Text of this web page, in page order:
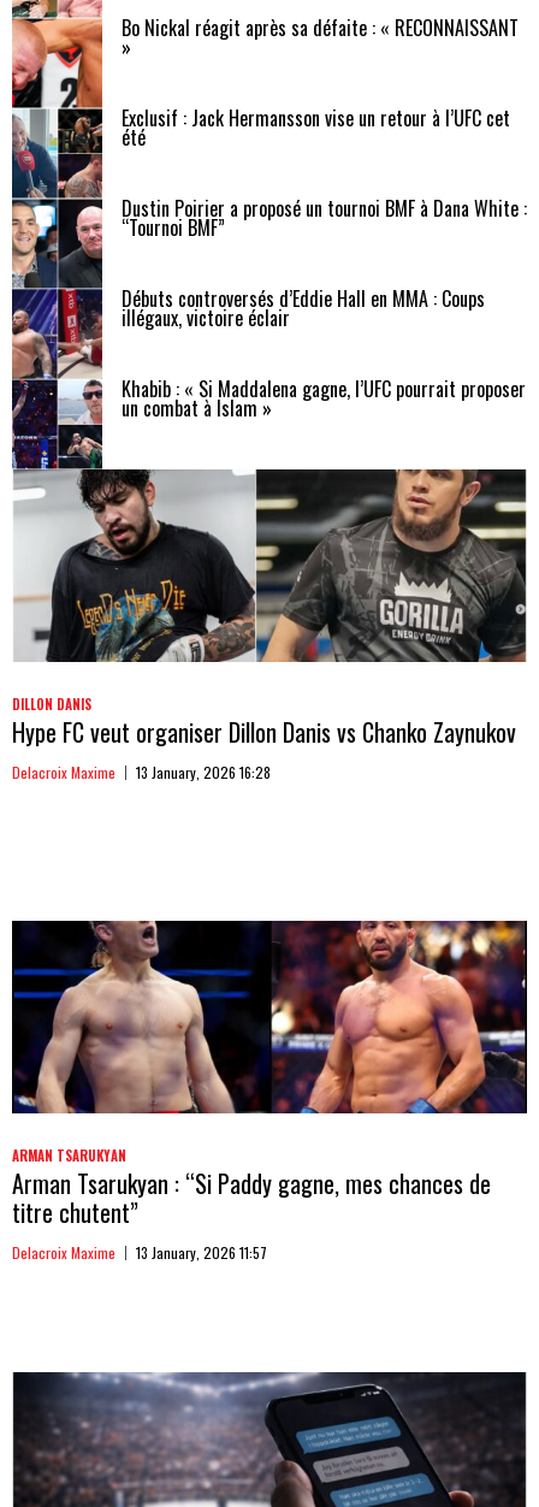
Bo Nickal réagit après sa défaite : « RECONNAISSANT
»
Exclusif : Jack Hermansson vise un retour à l’UFC cet
été
Dustin Poirier a proposé un tournoi BMF à Dana White :
“Tournoi BMF”
Débuts controversés d’Eddie Hall en MMA : Coups
illégaux, victoire éclair
Khabib : « Si Maddalena gagne, l’UFC pourrait proposer
un combat à Islam »
DILLON DANIS
Hype FC veut organiser Dillon Danis vs Chanko Zaynukov
Delacroix Maxime 13 January, 2026 16:28
ARMAN TSARUKYAN
Arman Tsarukyan : “Si Paddy gagne, mes chances de
titre chutent”
Delacroix Maxime 13 January, 2026 11:57